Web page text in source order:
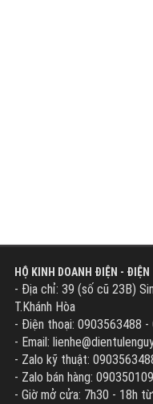
HỘ KINH DOANH ĐIỆN - ĐIỆN
- Địa chỉ: 39 (số cũ 23B)
T.Khánh Hòa
- Điện thoại: 0903563488
- Email:
- Zalo kỹ thuật:
- Zalo bán hàng:
- Giờ mở cửa: 7h30 - 18h